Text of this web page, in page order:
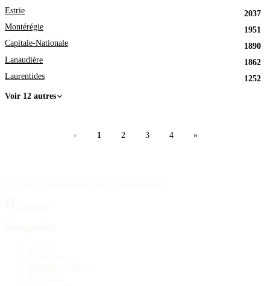
Estrie
2037
Montérégie
1951
Capitale-Nationale
1890
Lanaudière
1862
Laurentides
1252
Voir 12 autres
« 1 2 3 4 »